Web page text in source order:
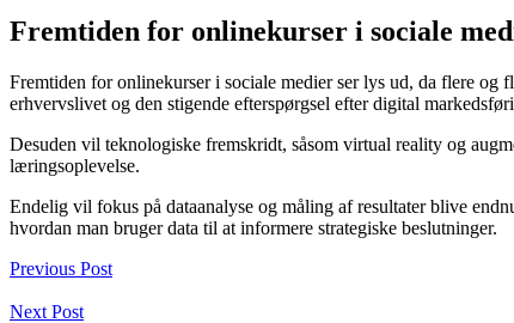
Fremtiden for onlinekurser i sociale
Fremtiden for onlinekurser i sociale medier ser lys ud, da flere
erhvervslivet og den stigende efterspørgsel efter digital
Desuden vil teknologiske fremskridt, såsom virtual reality og
læringsoplevelse.
Endelig vil fokus på dataanalyse og måling af resultater blive
hvordan man bruger data til at informere strategiske beslutninger.
Previous Post
Next Post